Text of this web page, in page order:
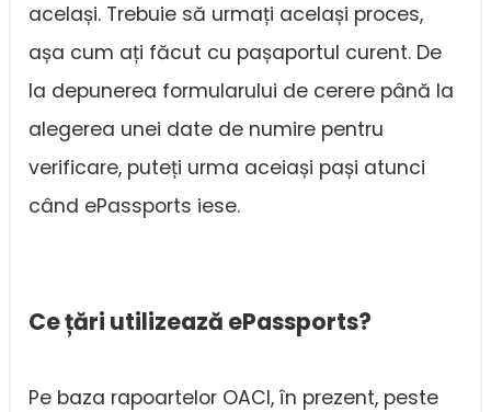
același. Trebuie să urmați același proces,
așa cum ați făcut cu pașaportul curent. De
la depunerea formularului de cerere până la
alegerea unei date de numire pentru
verificare, puteți urma aceiași pași atunci
când ePassports iese.
Ce țări utilizează ePassports?
Pe baza rapoartelor OACI, în prezent, peste